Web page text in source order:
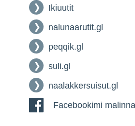
Ikiuutit
nalunaarutit.gl
peqqik.gl
suli.gl
naalakkersuisut.gl
Facebookimi